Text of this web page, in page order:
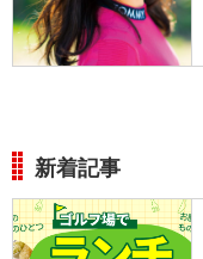
新着記事